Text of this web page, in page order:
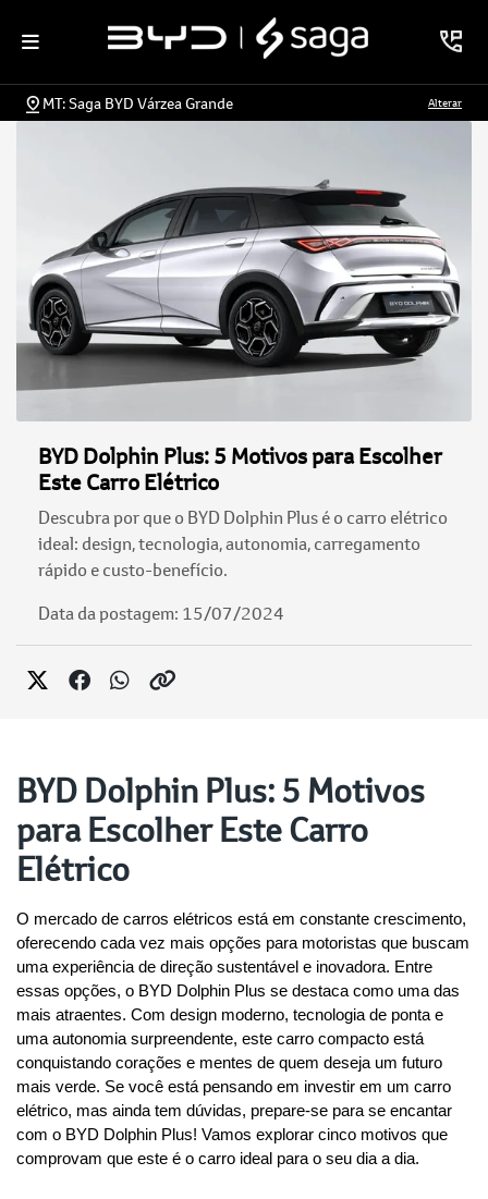
MT: Saga BYD Várzea Grande Alterar
BYD Dolphin Plus: 5 Motivos para Escolher
Este Carro Elétrico
Descubra por que o BYD Dolphin Plus é o carro elétrico
ideal: design, tecnologia, autonomia, carregamento
rápido e custo-benefício.
Data da postagem: 15/07/2024
BYD Dolphin Plus: 5 Motivos
para Escolher Este Carro
Elétrico
O mercado de carros elétricos está em constante crescimento,
oferecendo cada vez mais opções para motoristas que buscam
uma experiência de direção sustentável e inovadora. Entre
essas opções, o BYD Dolphin Plus se destaca como uma das
mais atraentes. Com design moderno, tecnologia de ponta e
uma autonomia surpreendente, este carro compacto está
conquistando corações e mentes de quem deseja um futuro
mais verde. Se você está pensando em investir em um carro
elétrico, mas ainda tem dúvidas, prepare-se para se encantar
com o BYD Dolphin Plus! Vamos explorar cinco motivos que
comprovam que este é o carro ideal para o seu dia a dia.